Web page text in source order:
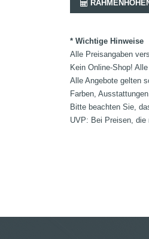
* Wichtige Hinweise
Alle Preisangaben
Kein Online-Shop!
Alle Angebote gelten
Farben,
Bitte beachten Sie,
UVP: Bei Preisen,